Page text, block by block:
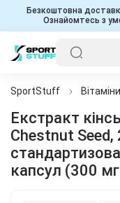
Безкоштовна
Ознайомтесь з
SportStuff
Екстракт
Chestnut
капсул (300